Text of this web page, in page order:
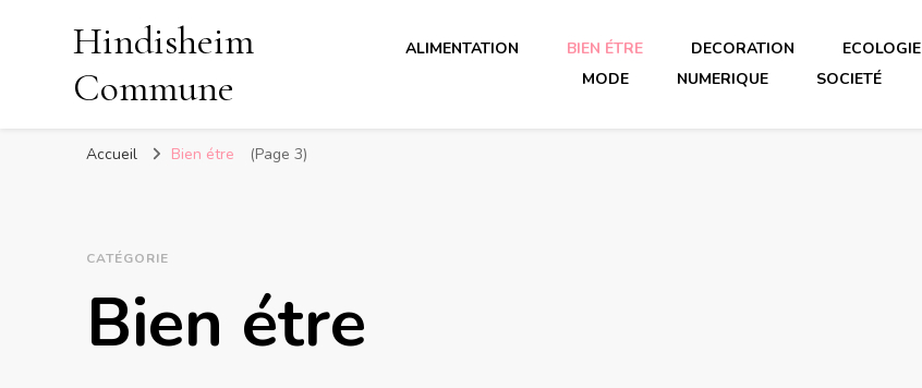
Hindisheim
Commune
ALIMENTATION BIEN ÉTRE DECORATION ECOLOGIE
MODE
NUMERIQUE SOCIETÉ
Accueil Bien étre (Page 3)
CATÉGORIE
Bien étre